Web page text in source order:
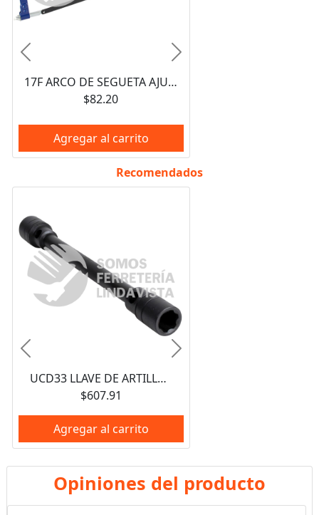
17F ARCO DE SEGUETA AJUSTABLE DE SOLERA CON MANGO PLASTICO 12", 12" FOY
$82.20
Agregar al carrito
Anterior Siguiente
Recomendados
UCD33 LLAVE DE ARTILLERIA FOSFATIZADA DOBLE BOCA HEXAGONAL COMBINADA, 1-1/16" X 33 MM URREA
$607.91
Agregar al carrito
Anterior Siguiente
Opiniones del producto